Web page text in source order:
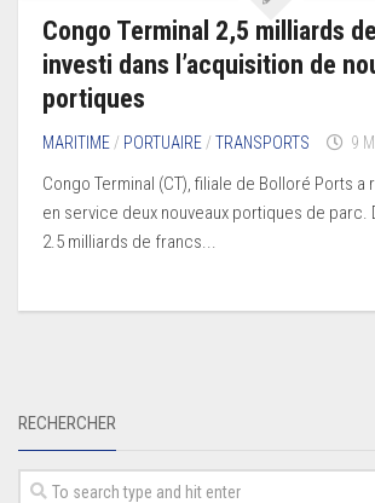
Congo Terminal 2,5 milliards
investi dans l’acquisition de
portiques
MARITIME / PORTUAIRE /TRANSPORTS 9
Congo Terminal (CT), filiale de Bolloré Ports a
en service deux nouveaux portiques de parc.
2.5 milliards de francs...
RECHERCHER